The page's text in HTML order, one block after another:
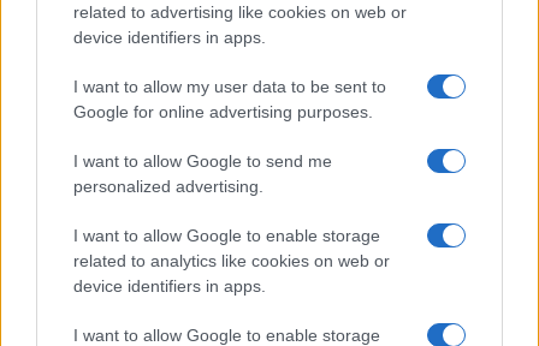
related to advertising like cookies on web or
device identifiers in apps.
I want to allow my user data to be sent to
Google for online advertising purposes.
I want to allow Google to send me
personalized advertising.
I want to allow Google to enable storage
related to analytics like cookies on web or
device identifiers in apps.
I want to allow Google to enable storage
Andrea Innocenti · 5 Ago 2026